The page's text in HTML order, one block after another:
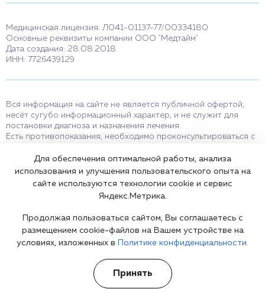
Медицинская лицензия: Л041-01137-77/00334180
Основные реквизиты компании ООО "Медтайм"
Дата создания: 28.08.2018
ИНН: 7726439129
Вся информация на сайте не является публичной офертой,
несёт сугубо информационный характер, и не служит для
постановки диагноза и назначения лечения.
Есть противопоказания, необходимо проконсультироваться с
мессенджерам и в соцсетях носят исключительно
информационный характер и не являются медицинскими
услугами.
Оставаясь на сайте вы соглашаетесь на использование cookies.
Карта сайта
©2002-2026 Клиника доктора Шурова
Для обеспечения оптимальной работы, анализа
использования и улучшения пользовательского опыта на
сайте используются технологии cookie и сервис
Яндекс.Метрика.
Продолжая пользоваться сайтом, Вы соглашаетесь с
размещением cookie-файлов на Вашем устройстве на
условиях, изложенных в
Политике конфиденциальности.
Принять